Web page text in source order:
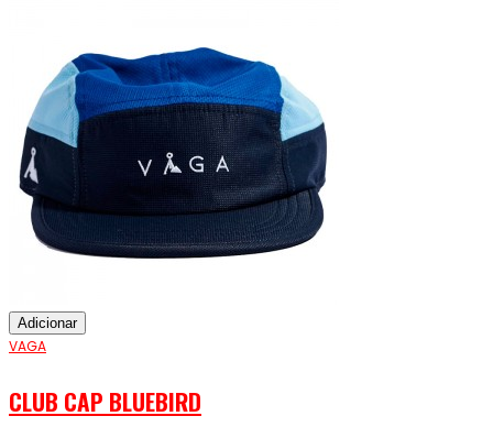
Adicionar
VAGA
CLUB CAP BLUEBIRD